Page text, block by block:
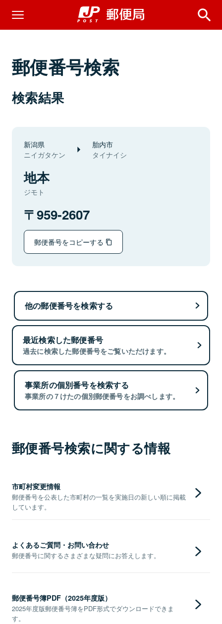
郵便番号検索
検索結果
新潟県
ニイガタケン
胎内市
タイナイシ
地本
ジモト
959-2607
郵便番号をコピーする
他の郵便番号を検索する
最近検索した郵便番号
過去に検索した郵便番号をご覧いただけます。
事業所の個別番号を検索する
事業所の７けたの個別郵便番号をお調べします。
郵便番号検索に関する情報
市町村変更情報
郵便番号を公表した市町村の一覧を実施日の新しい順に掲載
しています。
よくあるご質問・お問い合わせ
郵便番号に関するさまざまな疑問にお答えします。
郵便番号簿PDF（2025年度版）
2025年度版郵便番号簿をPDF形式でダウンロードできま
す。